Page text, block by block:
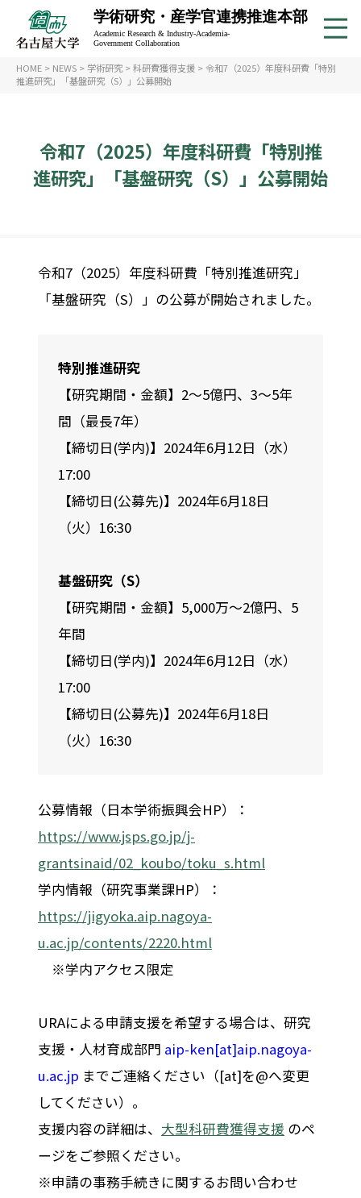
学術研究・産学官連携推進本部
Academic Research & Industry-Academia-
Government Collaboration
令和7（2025）年度科研費「特別推
進研究」「基盤研究（S）」公募開始
HOME > NEWS >学術研究 >科研費獲得支援 > 令和7（2025）年度科研費「特別
推進研究」「基盤研究（S）」公募開始
令和7（2025）年度科研費「特別推進研究」
「基盤研究（S）」の公募が開始されました。
特別推進研究
【研究期間・金額】2～5億円、3～5年
間（最長7年）
【締切日(学内)】2024年6月12日（水）
17:00
【締切日(公募先)】2024年6月18日
（火）16:30
基盤研究（S）
【研究期間・金額】5,000万～2億円、5
年間
【締切日(学内)】2024年6月12日（水）
17:00
【締切日(公募先)】2024年6月18日
（火）16:30
公募情報（日本学術振興会HP）：
https://www.jsps.go.jp/j-
grantsinaid/02_koubo/toku_s.html
学内情報（研究事業課HP）：
https://jigyoka.aip.nagoya-
u.ac.jp/contents/2220.html
※学内アクセス限定
URAによる申請支援を希望する場合は、研究
支援・人材育成部門 aip-ken[at]aip.nagoya-
u.ac.jp までご連絡ください（[at]を@へ変更
してください）。
支援内容の詳細は、 大型科研費獲得支援 のペ
ージをご参照ください。
※申請の事務手続きに関するお問い合わせ